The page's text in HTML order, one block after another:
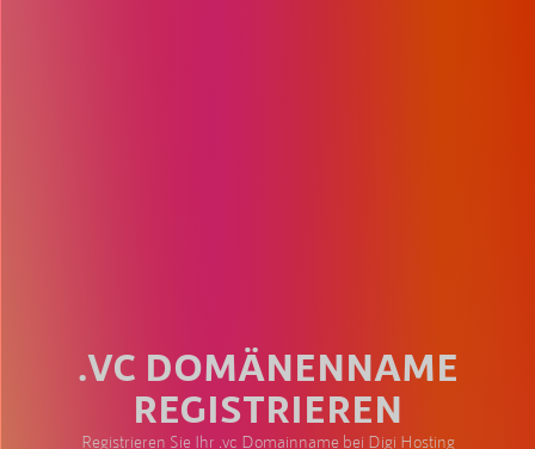
.VC DOMÄNENNAME
REGISTRIEREN
Registrieren Sie Ihr .vc Domainname bei Digi Hosting